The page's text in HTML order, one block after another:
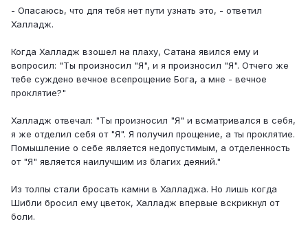
- Опасаюсь, что для тебя нет пути узнать это, - ответил
Халладж.
Когда Халладж взошел на плаху, Сатана явился ему и
вопросил: "Ты произносил "Я", и я произносил "Я". Отчего же
тебе суждено вечное всепрощение Бога, а мне - вечное
проклятие?"
Халладж отвечал: "Ты произносил "Я" и всматривался в себя,
я же отделил себя от "Я". Я получил прощение, а ты проклятие.
Помышление о себе является недопустимым, а отделенность
от "Я" является наилучшим из благих деяний."
Из толпы стали бросать камни в Халладжа. Но лишь когда
Шибли бросил ему цветок, Халладж впервые вскрикнул от
боли.